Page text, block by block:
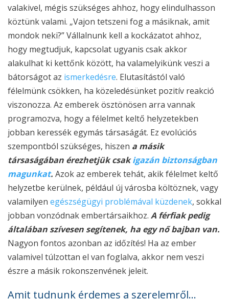
valakivel, mégis szükséges ahhoz, hogy elindulhasson
köztünk valami. „Vajon tetszeni fog a másiknak, amit
mondok neki?”Vállalnunk kell a kockázatot ahhoz,
hogy megtudjuk, kapcsolat ugyanis csak akkor
alakulhat ki kettőnk között, ha valamelyikünk veszi a
bátorságot az ismerkedésre. Elutasítástól való
félelmünk csökken, ha közeledésünket pozitív reakció
viszonozza. Az emberek ösztönösen arra vannak
programozva, hogy a félelmet keltő helyzetekben
jobban keressék egymás társaságát. Ez evolúciós
szempontból szükséges, hiszen a másik
társaságában érezhetjük csakigazán biztonságban
magunkat. Azok az emberek tehát, akik félelmet keltő
helyzetbe kerülnek, például új városba költöznek, vagy
valamilyen egészségügyi problémával küzdenek, sokkal
jobban vonzódnak embertársaikhoz. A férfiak pedig
általában szívesen segítenek, ha egy nő bajban van.
Nagyon fontos azonban az időzítés! Ha az ember
valamivel túlzottan el van foglalva, akkor nem veszi
észre a másik rokonszenvének jeleit.
Amit tudnunk érdemes a szerelemről…